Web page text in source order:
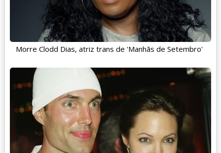
Morre Clodd Dias, atriz trans de 'Manhãs de Setembro'